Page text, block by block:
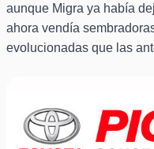
aunque Migra ya había
ahora vendía
evolucionadas que las